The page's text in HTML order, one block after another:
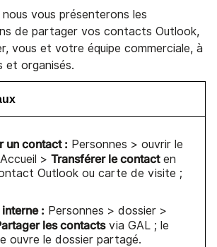
vous présenterons les
de partager vos contacts Outlook,
vous et votre équipe commerciale, à
et organisés.
un contact : Personnes > ouvrir le
> Transférer le contacten
Outlook ou carte de visite ;
: Personnes > dossier >
les contactsvia GAL ; le
ouvre le dossier partagé.